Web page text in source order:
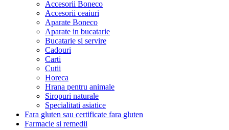
Accesorii Boneco
Accesorii ceaiuri
Aparate Boneco
Aparate in bucatarie
Bucatarie si servire
Cadouri
Carti
Cutii
Horeca
Hrana pentru animale
Siropuri naturale
Specialitati asiatice
Fara gluten sau certificate fara gluten
Farmacie si remedii